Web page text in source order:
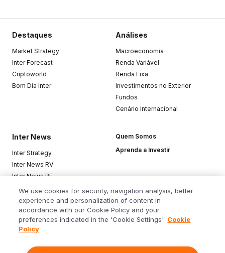
Destaques
Market Strategy
Inter Forecast
Criptoworld
Bom Dia Inter
Análises
Macroeconomia
Renda Variável
Renda Fixa
Investimentos no Exterior
Fundos
Cenário Internacional
Inter News
Inter Strategy
Inter News RV
Inter News RF
Top Funds
Quem Somos
Aprenda a Investir
Baixe o app
We use cookies for security, navigation analysis, better
experience and personalization of content in
accordance with our Cookie Policy and your
preferences indicated in the 'Cookie Settings'. Cookie
Policy